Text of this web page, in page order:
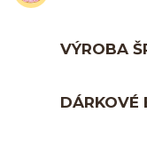
VÝROBA
DÁRKOVÉ